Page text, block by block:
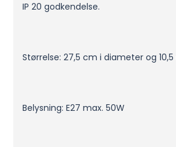
IP 20 godkendelse.
Størrelse: 27,5 cm i diameter og
Belysning: E27 max. 50W